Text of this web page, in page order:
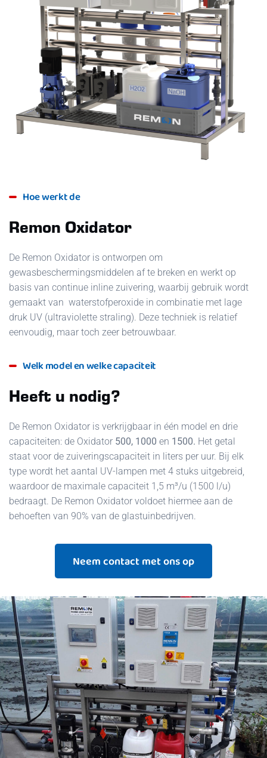
Hoe werkt de
Remon Oxidator
De Remon Oxidator is ontworpen om
gewasbeschermingsmiddelen af te breken en werkt op
basis van continue inline zuivering, waarbij gebruik wordt
gemaakt van waterstofperoxide in combinatie met lage
druk UV (ultraviolette straling). Deze techniek is relatief
eenvoudig, maar toch zeer betrouwbaar.
Welk model en welke capaciteit
Heeft u nodig?
De Remon Oxidator is verkrijgbaar in één model en drie
capaciteiten: de Oxidator 500, 1000 en 1500. Het getal
staat voor de zuiveringscapaciteit in liters per uur. Bij elk
type wordt het aantal UV-lampen met 4 stuks uitgebreid,
waardoor de maximale capaciteit 1,5 m³/u (1500 l/u)
bedraagt. De Remon Oxidator voldoet hiermee aan de
behoeften van 90% van de glastuinbedrijven.
Neem contact met ons op